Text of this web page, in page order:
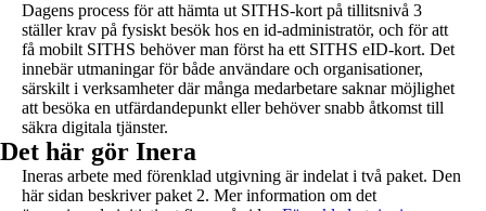
Dagens process för att hämta ut SITHS-kort på tillitsnivå 3
ställer krav på fysiskt besök hos en id‑administratör, och för att
få mobilt SITHS behöver man först ha ett SITHS eID‑kort. Det
innebär utmaningar för både användare och organisationer,
särskilt i verksamheter där många medarbetare saknar möjlighet
att besöka en utfärdandepunkt eller behöver snabb åtkomst till
säkra digitala tjänster.
Det här gör Inera
Ineras arbete med förenklad utgivning är indelat i två paket. Den
här sidan beskriver paket 2. Mer information om det